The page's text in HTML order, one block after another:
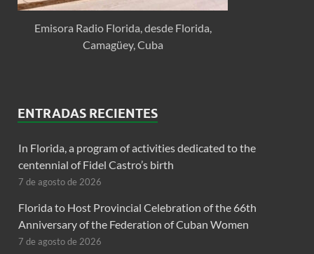
Emisora Radio Florida, desde Florida,
Camagüey, Cuba
ENTRADAS RECIENTES
In Florida, a program of activities dedicated to the
centennial of Fidel Castro’s birth
7 de agosto de 2026
Florida to Host Provincial Celebration of the 66th
Anniversary of the Federation of Cuban Women
7 de agosto de 2026